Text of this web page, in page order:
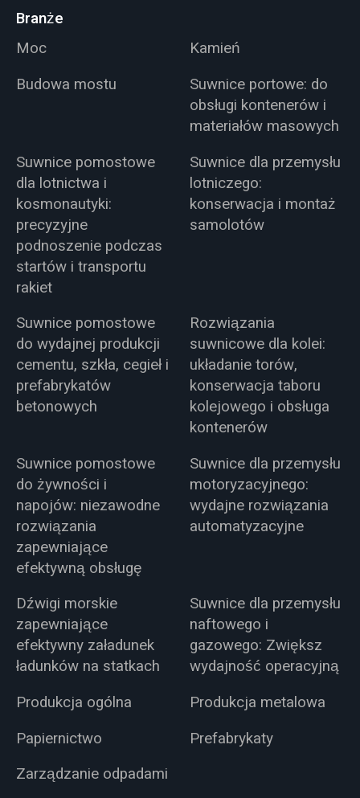
Branże
Moc
Kamień
Budowa mostu
Suwnice portowe: do
obsługi kontenerów i
materiałów masowych
Suwnice pomostowe
dla lotnictwa i
kosmonautyki:
precyzyjne
podnoszenie podczas
startów i transportu
rakiet
Suwnice dla przemysłu
lotniczego:
konserwacja i montaż
samolotów
Suwnice pomostowe
do wydajnej produkcji
cementu, szkła, cegieł i
prefabrykatów
betonowych
Rozwiązania
suwnicowe dla kolei:
układanie torów,
konserwacja taboru
kolejowego i obsługa
kontenerów
Suwnice pomostowe
do żywności i
napojów: niezawodne
rozwiązania
zapewniające
efektywną obsługę
Suwnice dla przemysłu
motoryzacyjnego:
wydajne rozwiązania
automatyzacyjne
Dźwigi morskie
zapewniające
efektywny załadunek
ładunków na statkach
Suwnice dla przemysłu
naftowego i
gazowego: Zwiększ
wydajność operacyjną
Produkcja ogólna
Produkcja metalowa
Papiernictwo
Prefabrykaty
Zarządzanie odpadami